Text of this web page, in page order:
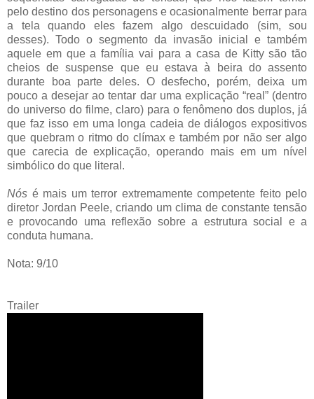
pelo destino dos personagens e ocasionalmente berrar para
a tela quando eles fazem algo descuidado (sim, sou
desses). Todo o segmento da invasão inicial e também
aquele em que a família vai para a casa de Kitty são tão
cheios de suspense que eu estava à beira do assento
durante boa parte deles. O desfecho, porém, deixa um
pouco a desejar ao tentar dar uma explicação “real” (dentro
do universo do filme, claro) para o fenômeno dos duplos, já
que faz isso em uma longa cadeia de diálogos expositivos
que quebram o ritmo do clímax e também por não ser algo
que carecia de explicação, operando mais em um nível
simbólico do que literal.
Nós é mais um terror extremamente competente feito pelo
diretor Jordan Peele, criando um clima de constante tensão
e provocando uma reflexão sobre a estrutura social e a
conduta humana.
Nota: 9/10
Trailer